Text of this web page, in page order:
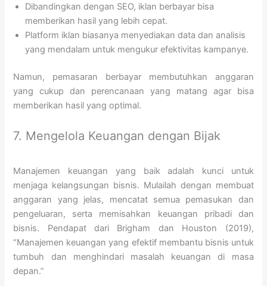
Dibandingkan dengan SEO, iklan berbayar bisa
memberikan hasil yang lebih cepat.
Platform iklan biasanya menyediakan data dan analisis
yang mendalam untuk mengukur efektivitas kampanye.
Namun, pemasaran berbayar membutuhkan anggaran
yang cukup dan perencanaan yang matang agar bisa
memberikan hasil yang optimal.
7. Mengelola Keuangan dengan Bijak
Manajemen keuangan yang baik adalah kunci untuk
menjaga kelangsungan bisnis. Mulailah dengan membuat
anggaran yang jelas, mencatat semua pemasukan dan
pengeluaran, serta memisahkan keuangan pribadi dan
bisnis. Pendapat dari Brigham dan Houston (2019),
“Manajemen keuangan yang efektif membantu bisnis untuk
tumbuh dan menghindari masalah keuangan di masa
depan.”